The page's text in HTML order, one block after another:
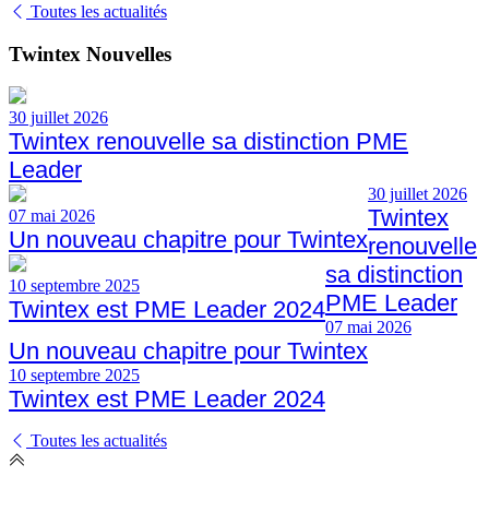
Toutes les actualités
Twintex Nouvelles
30 juillet 2026
Twintex renouvelle sa distinction PME
Leader
07 mai 2026
Un nouveau chapitre pour Twintex
10 septembre 2025
Twintex est PME Leader 2024
30 juillet 2026
Twintex
renouvelle
sa distinction
PME Leader
07 mai 2026
Un nouveau chapitre pour Twintex
10 septembre 2025
Twintex est PME Leader 2024
Toutes les actualités